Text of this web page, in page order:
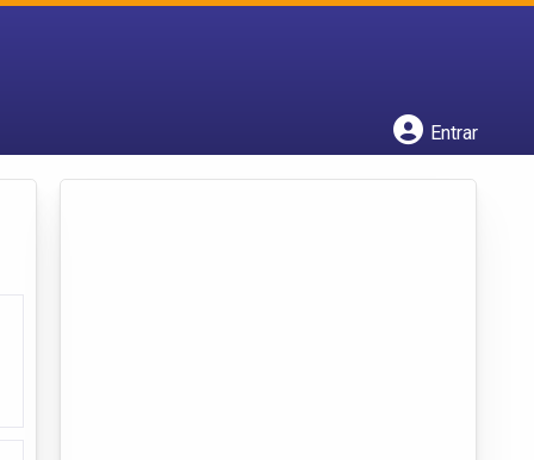
Entrar